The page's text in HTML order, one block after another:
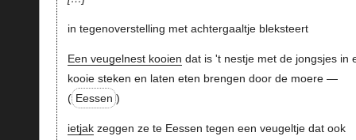
in tegenoverstelling met achtergaaltje bleksteert
Een veugelnest kooien dat is 't nestje met de jongsjes in
kooie steken en laten eten brengen door de moere —
( Eessen )
ietjakzeggen ze te Eessen tegen een veugeltje dat ook